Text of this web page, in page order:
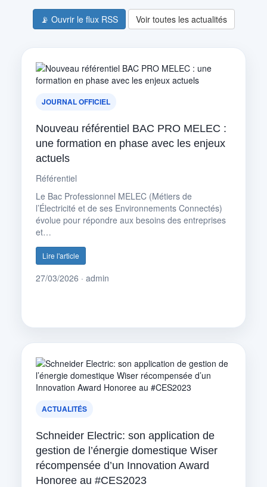
📡 Ouvrir le flux RSS Voir toutes les actualités
JOURNAL OFFICIEL
Nouveau référentiel BAC PRO MELEC :
une formation en phase avec les enjeux
actuels
Référentiel
Le Bac Professionnel MELEC (Métiers de
l’Électricité et de ses Environnements Connectés)
évolue pour répondre aux besoins des entreprises
et…
Lire l'article
27/03/2026 · admin
ACTUALITÉS
Schneider Electric: son application de
gestion de l’énergie domestique Wiser
récompensée d’un Innovation Award
Honoree au #CES2023